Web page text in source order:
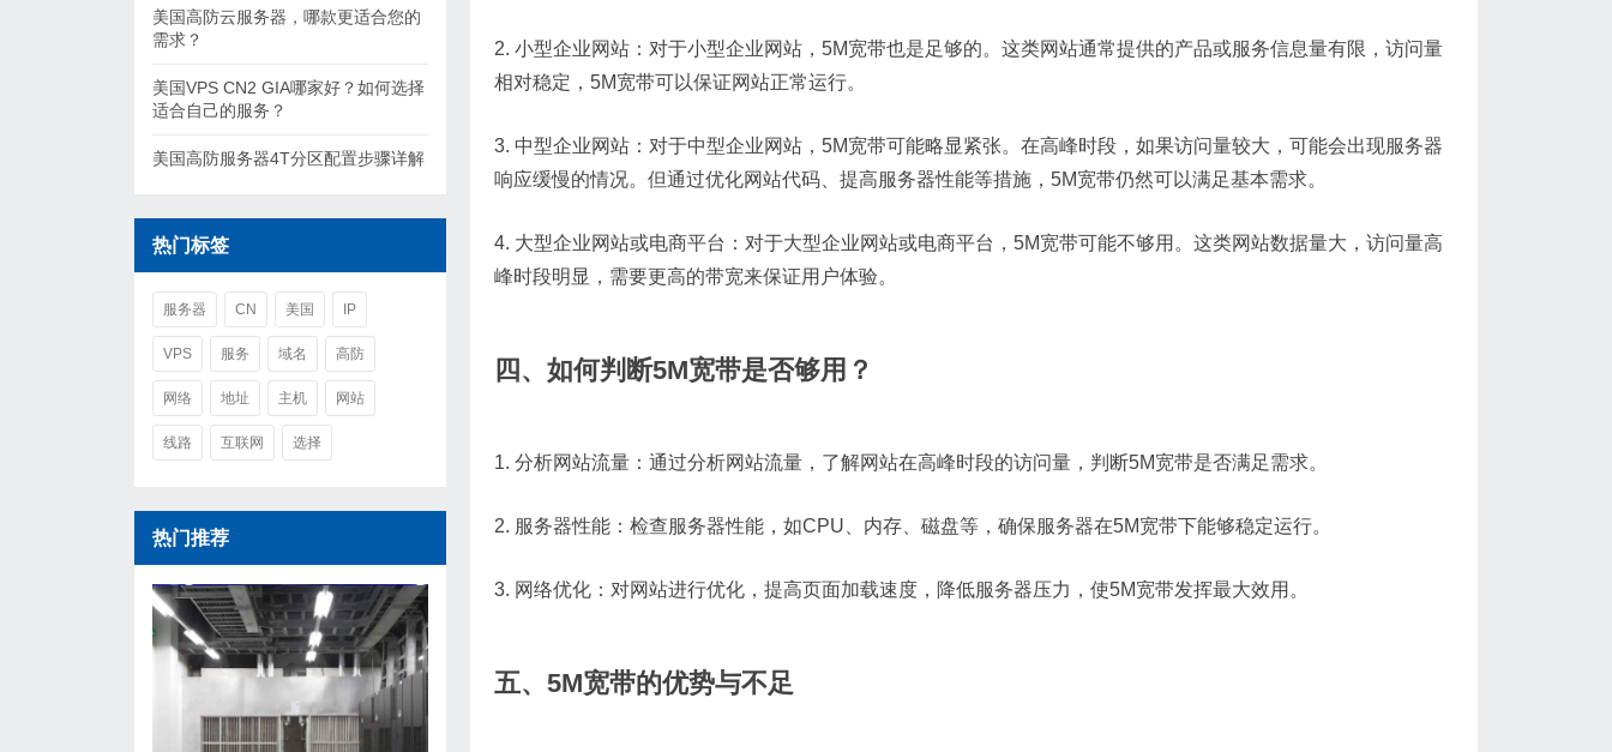
2. 小型企业网站：对于小型企业网站，5M宽带也是足够的。这类网站通常提供的产品或服务信息量有限，访问量
相对稳定，5M宽带可以保证网站正常运行。
3. 中型企业网站：对于中型企业网站，5M宽带可能略显紧张。在高峰时段，如果访问量较大，可能会出现服务器
响应缓慢的情况。但通过优化网站代码、提高服务器性能等措施，5M宽带仍然可以满足基本需求。
4. 大型企业网站或电商平台：对于大型企业网站或电商平台，5M宽带可能不够用。这类网站数据量大，访问量高
峰时段明显，需要更高的带宽来保证用户体验。
四、如何判断5M宽带是否够用？
1. 分析网站流量：通过分析网站流量，了解网站在高峰时段的访问量，判断5M宽带是否满足需求。
2. 服务器性能：检查服务器性能，如CPU、内存、磁盘等，确保服务器在5M宽带下能够稳定运行。
3. 网络优化：对网站进行优化，提高页面加载速度，降低服务器压力，使5M宽带发挥最大效用。
五、5M宽带的优势与不足
美国高防云服务器，哪款更适合您的
需求？
美国VPS CN2 GIA哪家好？如何选择
适合自己的服务？
美国高防服务器4T分区配置步骤详解
热门标签
服务器 CN 美国 IP
VPS 服务 域名 高防
网络 地址 主机 网站
线路 互联网 选择
热门推荐